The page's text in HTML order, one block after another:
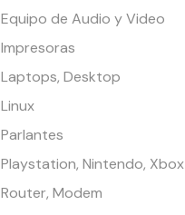
Equipo de Audio y Video
Impresoras
Laptops, Desktop
Linux
Parlantes
Playstation, Nintendo, Xbox
Router, Modem